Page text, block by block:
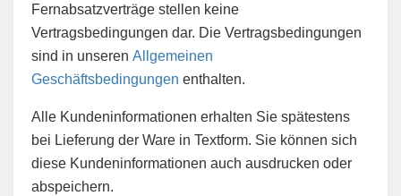
Fernabsatzverträge stellen keine
Vertragsbedingungen dar. Die Vertragsbedingungen
sind in unseren Allgemeinen
Geschäftsbedingungen enthalten.
Alle Kundeninformationen erhalten Sie spätestens
bei Lieferung der Ware in Textform. Sie können sich
diese Kundeninformationen auch ausdrucken oder
abspeichern.